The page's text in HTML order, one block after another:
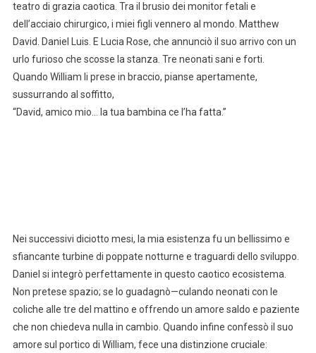
teatro di grazia caotica. Tra il brusio dei monitor fetali e
dell’acciaio chirurgico, i miei figli vennero al mondo. Matthew
David. Daniel Luis. E Lucia Rose, che annunciò il suo arrivo con un
urlo furioso che scosse la stanza. Tre neonati sani e forti.
Quando William li prese in braccio, pianse apertamente,
sussurrando al soffitto,
“David, amico mio… la tua bambina ce l’ha fatta.”
Nei successivi diciotto mesi, la mia esistenza fu un bellissimo e
sfiancante turbine di poppate notturne e traguardi dello sviluppo.
Daniel si integrò perfettamente in questo caotico ecosistema.
Non pretese spazio; se lo guadagnò—culando neonati con le
coliche alle tre del mattino e offrendo un amore saldo e paziente
che non chiedeva nulla in cambio. Quando infine confessò il suo
amore sul portico di William, fece una distinzione cruciale: